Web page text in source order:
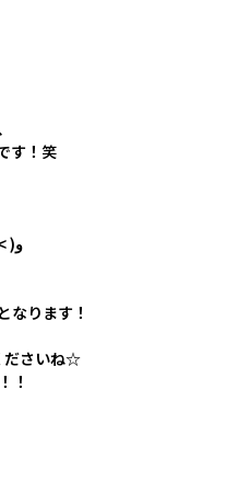
す！笑
またおじゃましますねー♪♪٩(๑˃ ᵕ ˂ )و
なります！
ださいね☆
！